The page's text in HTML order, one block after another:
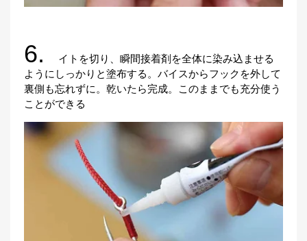
6.
イトを切り、瞬間接着剤を全体に染み込ませる
ようにしっかりと塗布する。バイスからフックを外して
裏側も忘れずに。乾いたら完成。このままでも充分使う
ことができる